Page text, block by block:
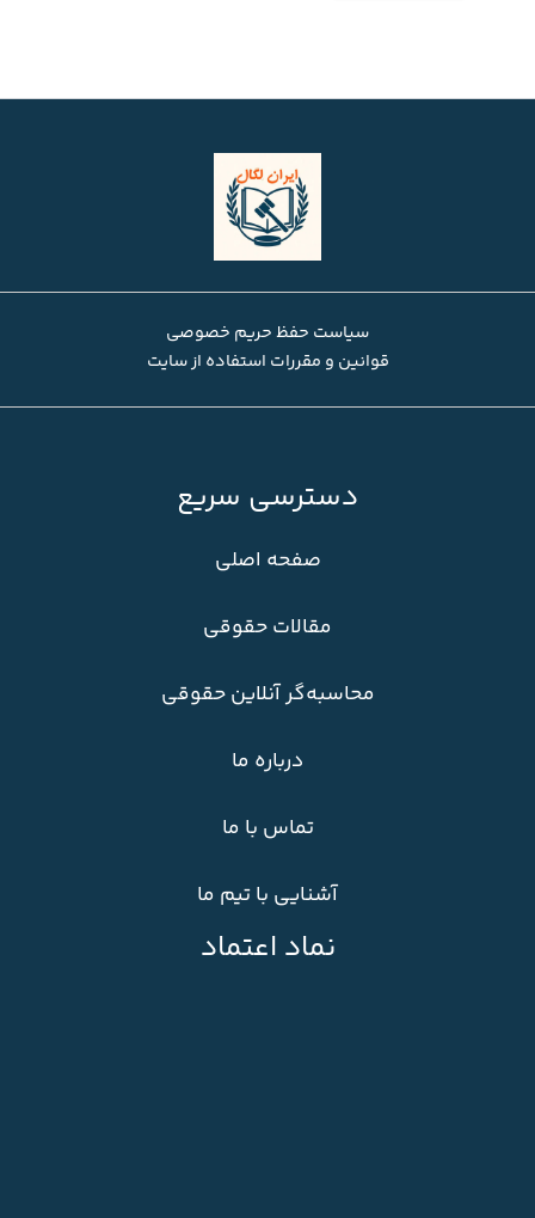
سیاست حفظ حریم خصوصی
قوانین و مقررات استفاده از سایت
دسترسی سریع
صفحه اصلی
مقالات حقوقی
محاسبه‌گر آنلاین حقوقی
درباره ما
تماس با ما
آشنایی با تیم ما
نماد اعتماد